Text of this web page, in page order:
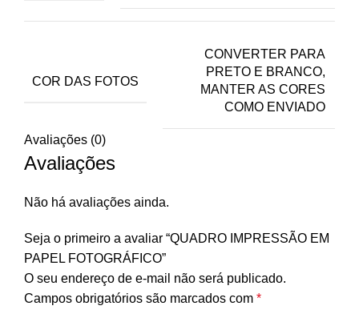
COR DAS FOTOS
CONVERTER PARA
PRETO E BRANCO,
MANTER AS CORES
COMO ENVIADO
Avaliações (0)
Avaliações
Não há avaliações ainda.
Seja o primeiro a avaliar “QUADRO IMPRESSÃO EM
PAPEL FOTOGRÁFICO”
O seu endereço de e-mail não será publicado.
Campos obrigatórios são marcados com *